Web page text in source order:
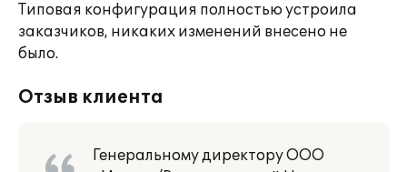
Типовая конфигурация полностью устроила
заказчиков, никаких изменений внесено не
было.
Отзыв клиента
Генеральному директору ООО